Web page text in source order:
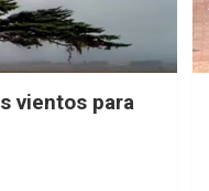
vientos para